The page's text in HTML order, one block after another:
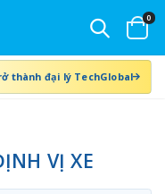
0
thành đại lý TechGlobal
VỊ XE